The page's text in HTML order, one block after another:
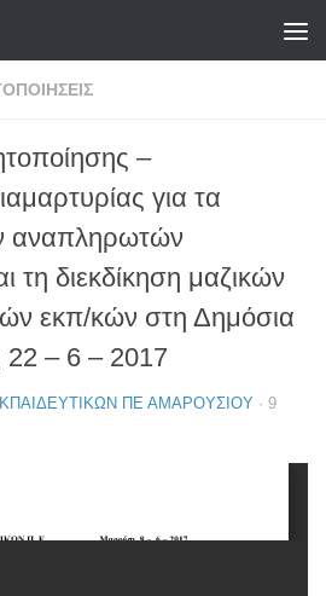
–
για τα
αναπληρωτών
τη διεκδίκηση μαζικών
εκπ/κών στη Δημόσια
22 – 6 – 2017
ΠΕ ΑΜΑΡΟΥΣΊΟΥ · 9